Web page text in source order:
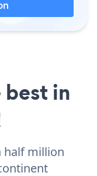
in
half million